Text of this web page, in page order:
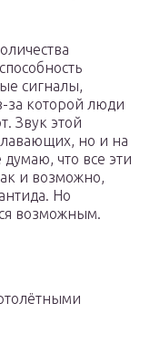
сигналы,
за которой люди
Звук этой
но и на
что все эти
и возможно,
Но
возможным.